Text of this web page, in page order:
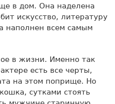
в дом. Она наделена
искусство, литературу
наполнен всем самым
в жизни. Именно так
есть все черты,
на этом поприще. Но
сутками стоять